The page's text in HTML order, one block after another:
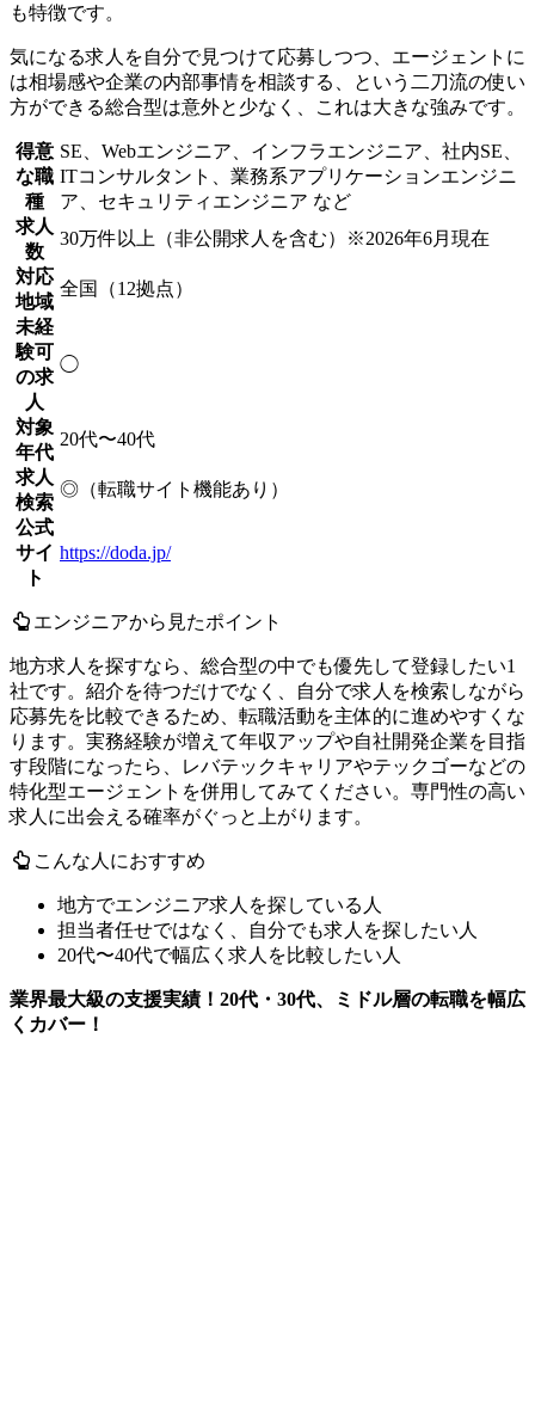
も特徴です。
気になる求人を自分で見つけて応募しつつ、エージェントに
は相場感や企業の内部事情を相談する、という二刀流の使い
方ができる総合型は意外と少なく、これは大きな強みです。
得意
な職
種
SE、Webエンジニア、インフラエンジニア、社内SE、
ITコンサルタント、業務系アプリケーションエンジニ
ア、セキュリティエンジニア など
求人
数
30万件以上（非公開求人を含む）
※2026年6月現在
対応
地域
全国（12拠点）
未経
験可
の求
人
◯
対象
年代
20代〜40代
求人
検索
◎（転職サイト機能あり）
公式
サイ
ト
https://doda.jp/
エンジニアから見たポイント
地方求人を探すなら、総合型の中でも優先して登録したい1
社です。紹介を待つだけでなく、自分で求人を検索しながら
応募先を比較できるため、転職活動を主体的に進めやすくな
ります。実務経験が増えて年収アップや自社開発企業を目指
す段階になったら、レバテックキャリアやテックゴーなどの
特化型エージェントを併用してみてください。専門性の高い
求人に出会える確率がぐっと上がります。
こんな人におすすめ
地方でエンジニア求人を探している人
担当者任せではなく、自分でも求人を探したい人
20代〜40代で幅広く求人を比較したい人
業界最大級の支援実績！20代・30代、ミドル層の転職を幅広
くカバー！